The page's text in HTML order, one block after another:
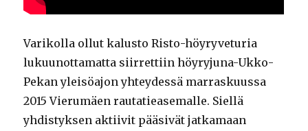
Varikolla ollut kalusto Risto-höyryveturia
lukuunottamatta siirrettiin höyryjuna-Ukko-
Pekan yleisöajon yhteydessä marraskuussa
2015 Vierumäen rautatieasemalle. Siellä
yhdistyksen aktiivit pääsivät jatkamaan